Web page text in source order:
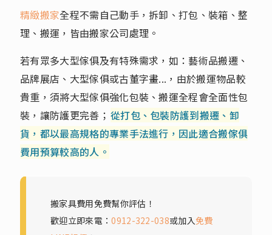
精緻搬家全程不需自己動手，拆卸、打包、裝箱、整
理、搬運，皆由搬家公司處理。
若有眾多大型傢俱及有特殊需求，如：藝術品搬遷、
品牌展店、大型傢俱或古董字畫...，由於搬運物品較
貴重，須將大型傢俱強化包裝、搬運全程會全面性包
裝，讓防護更完善； 從打包、包裝防護到搬遷、卸
貨，都以最高規格的專業手法進行，因此適合搬傢俱
費用預算較高的人。
搬家具費用免費幫你評估！
歡迎立即來電：0912-322-038或加入免費